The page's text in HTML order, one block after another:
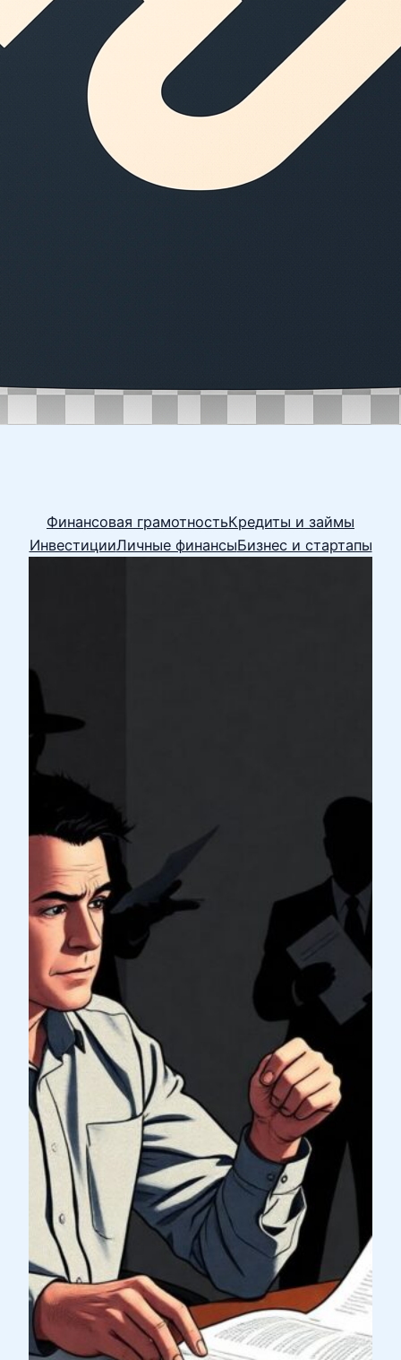
Финансовая грамотностьКредиты и займы
ИнвестицииЛичные финансыБизнес и стартапы